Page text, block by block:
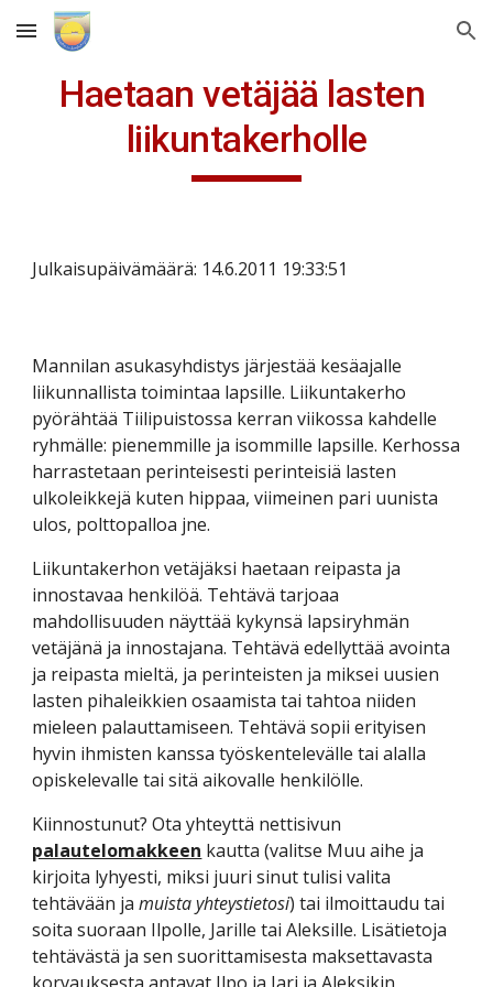
Skip to main content Skip to navigation
Haetaan vetäjää lasten
liikuntakerholle
Julkaisupäivämäärä: 14.6.2011 19:33:51
Mannilan asukasyhdistys järjestää kesäajalle
liikunnallista toimintaa lapsille. Liikuntakerho
pyörähtää Tiilipuistossa kerran viikossa kahdelle
ryhmälle: pienemmille ja isommille lapsille. Kerhossa
harrastetaan perinteisesti perinteisiä lasten
ulkoleikkejä kuten hippaa, viimeinen pari uunista
ulos, polttopalloa jne.
Liikuntakerhon vetäjäksi haetaan reipasta ja
innostavaa henkilöä. Tehtävä tarjoaa
mahdollisuuden näyttää kykynsä lapsiryhmän
vetäjänä ja innostajana. Tehtävä edellyttää avointa
ja reipasta mieltä, ja perinteisten ja miksei uusien
lasten pihaleikkien osaamista tai tahtoa niiden
mieleen palauttamiseen. Tehtävä sopii erityisen
hyvin ihmisten kanssa työskentelevälle tai alalla
opiskelevalle tai sitä aikovalle henkilölle.
palautelomakkeen kautta (valitse Muu aihe ja
kirjoita lyhyesti, miksi juuri sinut tulisi valita
tehtävään ja muista yhteystietosi) tai ilmoittaudu tai
soita suoraan Ilpolle, Jarille tai Aleksille. Lisätietoja
tehtävästä ja sen suorittamisesta maksettavasta